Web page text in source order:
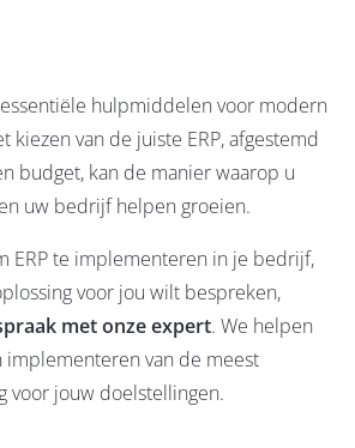
essentiële hulpmiddelen voor modern
kiezen van de juiste ERP, afgestemd
budget, kan de manier waarop u
uw bedrijf helpen groeien.
ERP te implementeren in je bedrijf,
voor jou wilt bespreken,
met onze expert. We helpen
implementeren van de meest
voor jouw doelstellingen.